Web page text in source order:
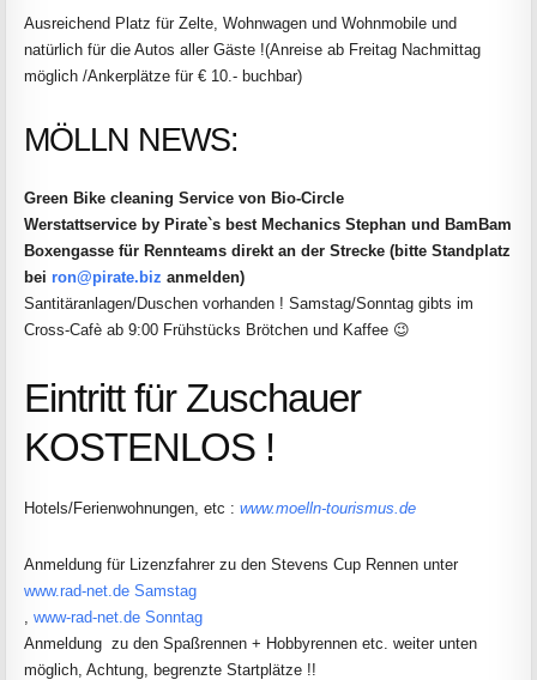
Ausreichend Platz für Zelte, Wohnwagen und Wohnmobile und
natürlich für die Autos aller Gäste !(Anreise ab Freitag Nachmittag
möglich /Ankerplätze für € 10.- buchbar)
MÖLLN NEWS:
Green Bike cleaning Service von Bio-Circle
Werstattservice by Pirate`s best Mechanics Stephan und BamBam
Boxengasse für Rennteams direkt an der Strecke (bitte Standplatz
beiron@pirate.biz anmelden)
Santitäranlagen/Duschen vorhanden ! Samstag/Sonntag gibts im
Cross-Cafè ab 9:00 Frühstücks Brötchen und Kaffee 😉
Eintritt für Zuschauer
KOSTENLOS !
Hotels/Ferienwohnungen, etc :www.moelln-tourismus.de
Anmeldung für Lizenzfahrer zu den Stevens Cup Rennen unter
www.rad-net.de Samstag
, www-rad-net.de Sonntag
Anmeldung zu den Spaßrennen + Hobbyrennen etc. weiter unten
möglich, Achtung, begrenzte Startplätze !!